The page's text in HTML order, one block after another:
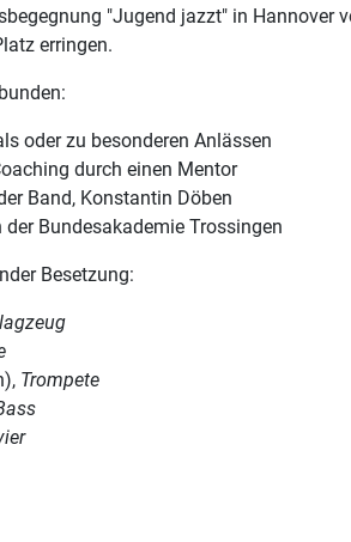
"Jugend jazzt" in Hannover
erringen.
oder zu besonderen Anlässen
durch einen Mentor
Band, Konstantin Döben
Bundesakademie Trossingen
Besetzung:
Trompete